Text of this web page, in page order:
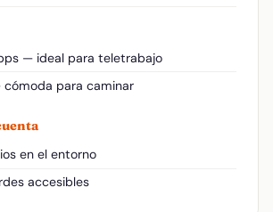
— ideal para teletrabajo
cómoda para caminar
en el entorno
accesibles